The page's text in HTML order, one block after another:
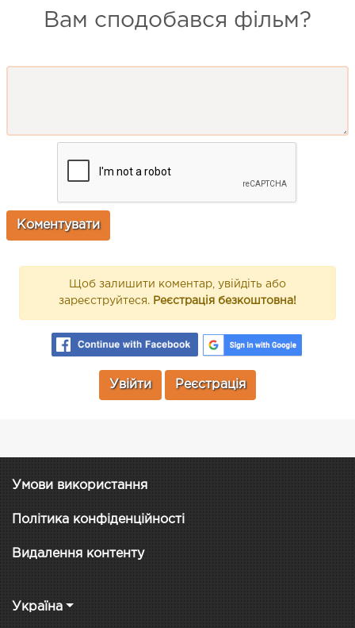
Вам сподобався фільм?
Щоб залишити коментар, увійдіть або
зареєструйтеся. Реєстрація безкоштовна!
Увійти Реєстрація
Умови використання
Політика конфіденційності
Видалення контенту
Україна